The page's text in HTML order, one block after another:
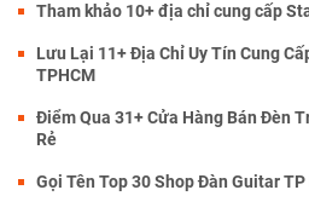
Tham khảo 10+ địa chỉ cung cấp
Lưu Lại 11+ Địa Chỉ Uy Tín Cung
TPHCM
Điểm Qua 31+ Cửa Hàng Bán Đèn
Rẻ
Gọi Tên Top 30 Shop Đàn Guitar